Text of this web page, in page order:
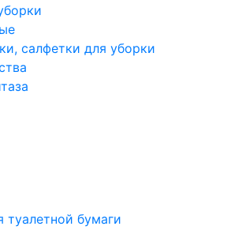
салфетки для уборки
туалетной бумаги